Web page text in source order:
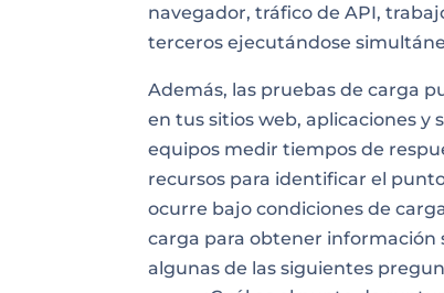
navegador, tráfico de API,
terceros ejecutándose
Además, las pruebas de carga
en tus sitios web, aplicaciones y
equipos medir tiempos de
recursos para identificar el
ocurre bajo condiciones de
carga para obtener información
algunas de las siguientes